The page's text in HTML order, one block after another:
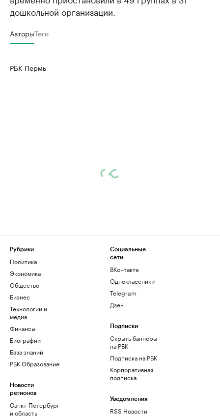
дошкольной организации.
АвторыТеги
РБК Пермь
Рубрики
Политика
Экономика
Общество
Бизнес
Технологии и
медиа
Финансы
Биографии
База знаний
РБК Образование
Новости
регионов
Санкт-Петербург
и область
Социальные
сети
ВКонтакте
Одноклассники
Telegram
Дзен
Подписки
Скрыть баннеры
на РБК
Подписка на РБК
Корпоративная
подписка
Уведомления
RSS Новости